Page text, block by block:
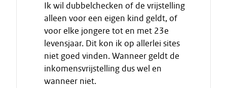
Ik wil dubbelchecken of de vrijstelling
alleen voor een eigen kind geldt, of
voor elke jongere tot en met 23e
levensjaar. Dit kon ik op allerlei sites
niet goed vinden. Wanneer geldt de
inkomensvrijstelling dus wel en
wanneer niet.